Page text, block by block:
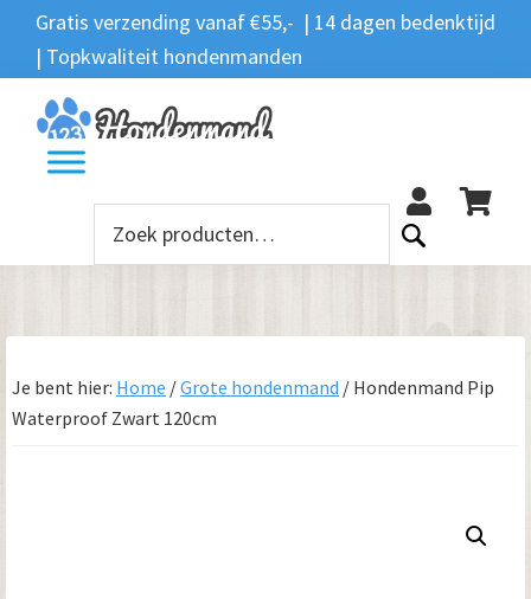
Spring
naar
de
hoofdnavigatie
Door
naar
de
hoofd
inhoud
Spring
naar
de
voettekst
Gratis verzending vanaf €55,- | 14 dagen bedenktijd
| Topkwaliteit hondenmanden
Zoeken
Zoeken
naar:
Je bent hier: Home /Grote hondenmand / Hondenmand Pip
Waterproof Zwart 120cm